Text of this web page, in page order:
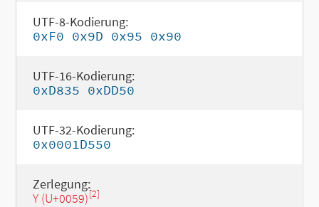
UTF-8-Kodierung:
0xF0 0x9D 0x95 0x90
UTF-16-Kodierung:
0xD835 0xDD50
UTF-32-Kodierung:
0x0001D550
Zerlegung:
Y (U+0059)[2]